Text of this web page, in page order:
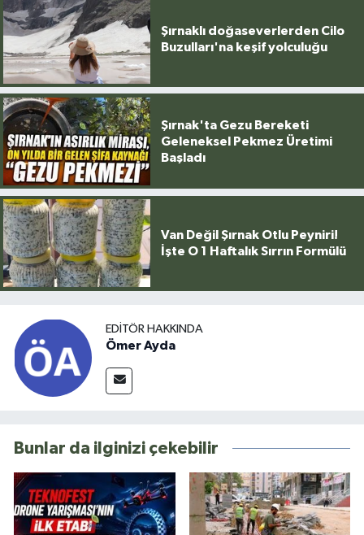
Şırnaklı doğaseverlerden Cilo
Buzulları'na keşif yolculuğu
Şırnak'ta Gezu Bereketi
Geleneksel Pekmez Üretimi
Başladı
Van Değil Şırnak Otlu Peyniri!
İşte O 1 Haftalık Sırrın Formülü
EDITÖR HAKKINDA
Ömer Ayda
Bunlar da ilginizi çekebilir